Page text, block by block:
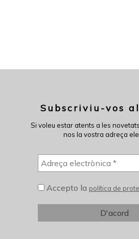
Subscriviu-vos
Si voleu estar atents a les
nos la vostra adreça
Accepto la política de